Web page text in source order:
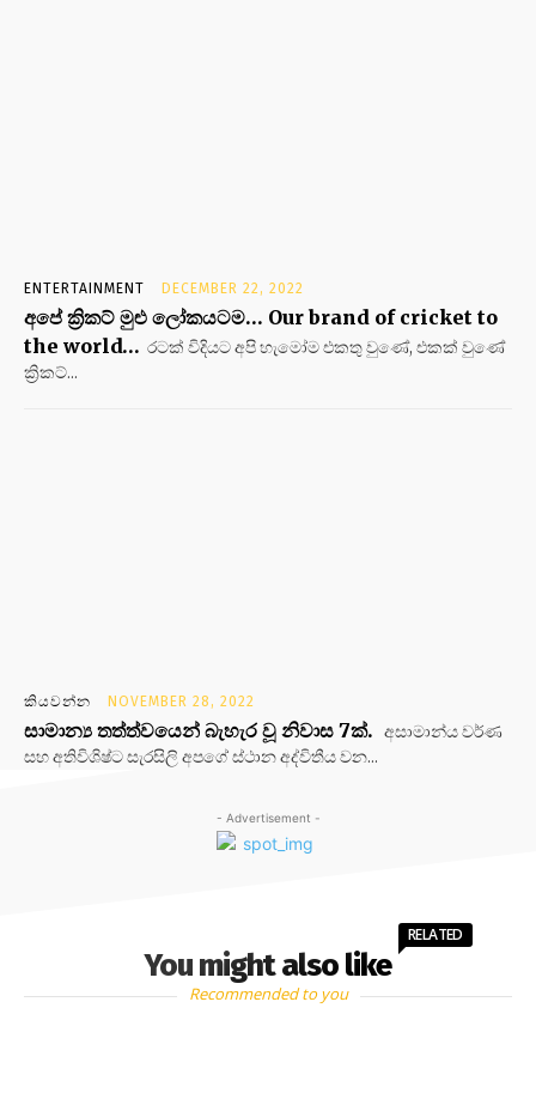
ENTERTAINMENT DECEMBER 22, 2022
අපේ ක්‍රිකට් මුළු ලෝකයටම… Our brand of cricket to
the world… රටක් විදියට අපි හැමෝම එකතු වුණේ, එකක් වුණේ
ක්‍රිකට්...
කියවන්න NOVEMBER 28, 2022
සාමාන්‍ය තත්ත්වයෙන් බැහැර වූ නිවාස 7ක්. අසාමාන්ය වර්ණ
සහ අතිවිශිෂ්ට සැරසිලි අපගේ ස්ථාන අද්විතීය වන...
- Advertisement -
You might also like
RELATED
Recommended to you